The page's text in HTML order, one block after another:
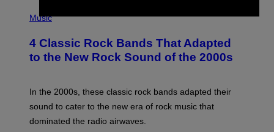
M
E
H
O
B
Y
A
K
M
I
Music
4 Classic Rock Bands That Adapted
to the New Rock Sound of the 2000s
In the 2000s, these classic rock bands adapted their
sound to cater to the new era of rock music that
dominated the radio airwaves.